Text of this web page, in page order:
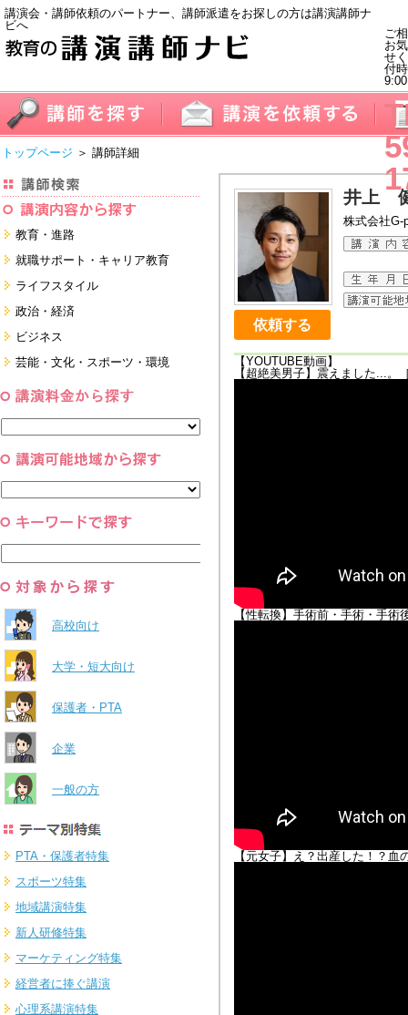
講演会・講師依頼のパートナー、講師派遣をお探しの方は講演講師ナ
ビへ
ご
お
せ
付
トップページ ＞ 講師詳細
教育・進路
進学・受験
教員・保護者
すべて
就職サポート・キャリア教育
就職サポートツール対策
面接・ディスカッション・マナー
対策
ライフスタイル
健康・美容・女性・食育
看護・介護・ボランティア
すべて
政治・経済
国際
日本
ビジネス
経営・マーケティング・ファイナ
ンス
コーチング・メンタルヘルス・人
芸能・文化・スポーツ・環境
スポーツ
すべて
高校向け
大学・短大向け
保護者・PTA
企業
一般の方
PTA・保護者特集
スポーツ特集
地域講演特集
新人研修特集
マーケティング特集
経営者に捧ぐ講演
心理系講演特集
依頼する
井上
株式会社G-
【YOUTUBE動画】
【超絶美男子】震えました...
【性転換】手術前・手術・手術
【元女子】え？出産した！？